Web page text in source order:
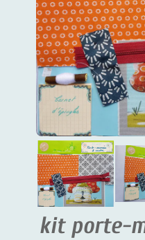
kit porte-